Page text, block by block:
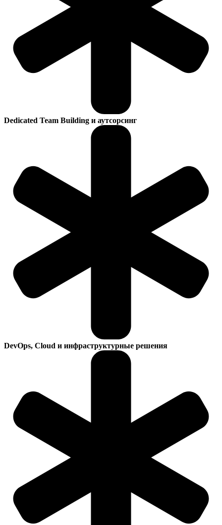
Dedicated Team Building и аутсорсинг
DevOps, Cloud и инфраструктурные решения